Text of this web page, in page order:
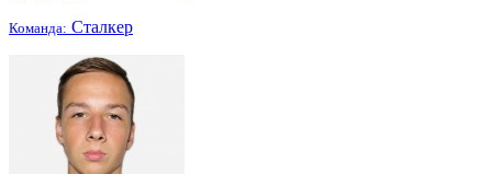
Команда: Сталкер